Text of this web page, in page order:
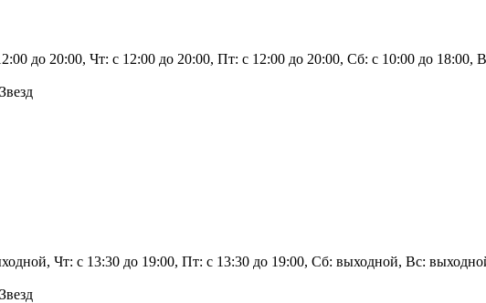
до 20:00, Чт: с 12:00 до 20:00, Пт: с 12:00 до 20:00, Сб: с 10:00 до 18:00,
Чт: с 13:30 до 19:00, Пт: с 13:30 до 19:00, Сб: выходной, Вс: